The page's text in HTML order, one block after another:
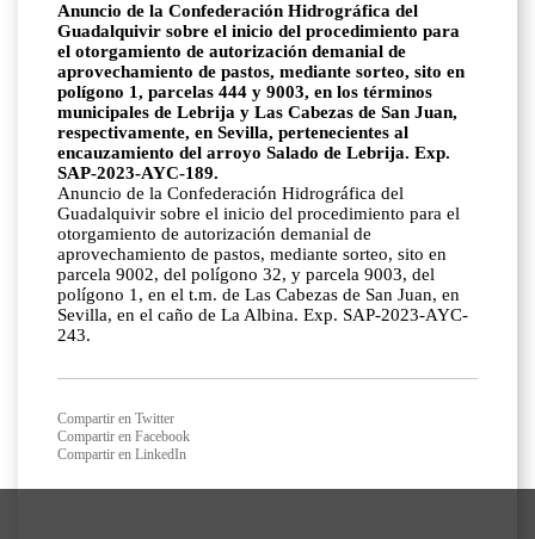
Anuncio de la Confederación Hidrográfica del
Guadalquivir sobre el inicio del procedimiento para
el otorgamiento de autorización demanial de
aprovechamiento de pastos, mediante sorteo, sito en
polígono 1, parcelas 444 y 9003, en los términos
municipales de Lebrija y Las Cabezas de San Juan,
respectivamente, en Sevilla, pertenecientes al
encauzamiento del arroyo Salado de Lebrija. Exp.
SAP-2023-AYC-189.
Anuncio de la Confederación Hidrográfica del
Guadalquivir sobre el inicio del procedimiento para el
otorgamiento de autorización demanial de
aprovechamiento de pastos, mediante sorteo, sito en
parcela 9002, del polígono 32, y parcela 9003, del
polígono 1, en el t.m. de Las Cabezas de San Juan, en
Sevilla, en el caño de La Albina. Exp. SAP-2023-AYC-
243.
Compartir en Twitter
Compartir en Facebook
Compartir en LinkedIn